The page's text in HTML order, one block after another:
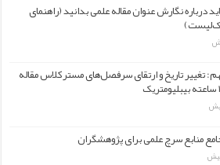
درباره نگارش عنوان مقاله علمی بدانید (راهنمای
تغییر تاریخ و ارتقای سرفصل‌های مسترکلاس مقاله
منابع سرچ علمی برای پژوهشگران